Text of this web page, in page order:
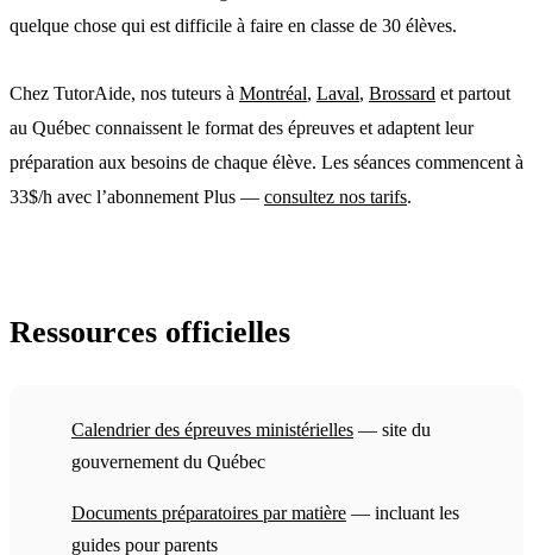
quelque chose qui est difficile à faire en classe de 30 élèves.
Chez TutorAide, nos tuteurs à Montréal, Laval, Brossard et partout
au Québec connaissent le format des épreuves et adaptent leur
préparation aux besoins de chaque élève. Les séances commencent à
33$/h avec l’abonnement Plus — consultez nos tarifs.
Ressources officielles
Calendrier des épreuves ministérielles — site du
gouvernement du Québec
Documents préparatoires par matière — incluant les
guides pour parents